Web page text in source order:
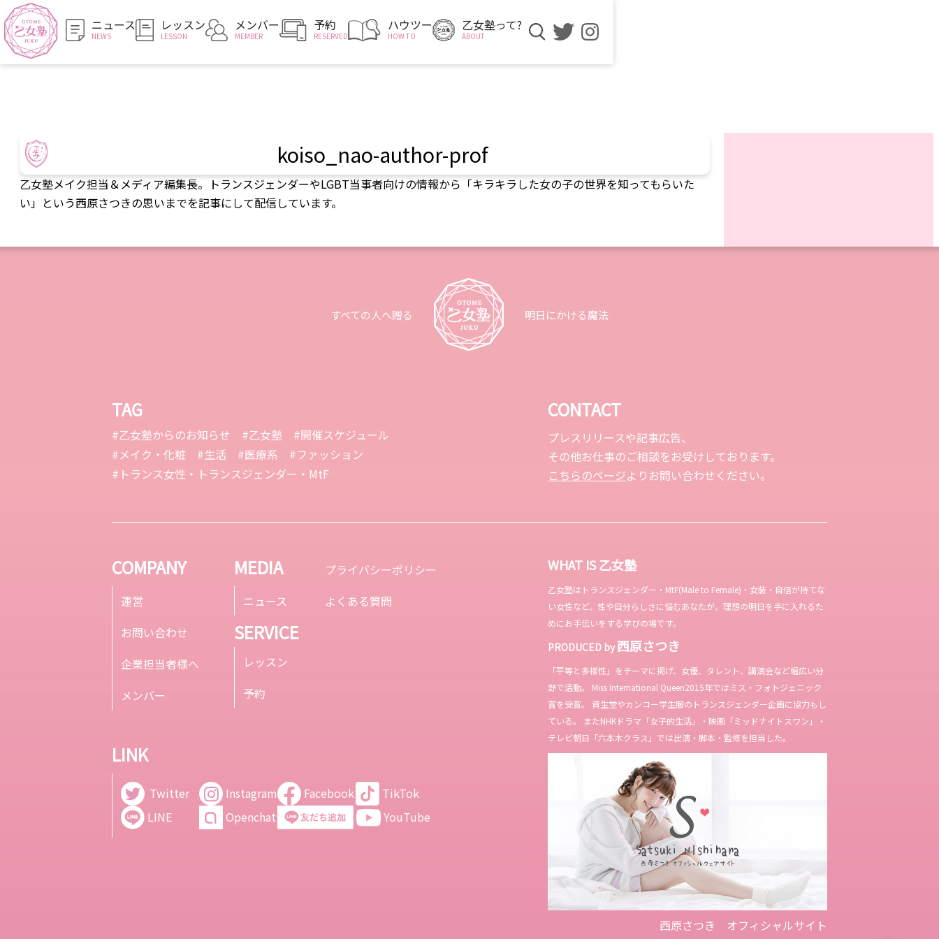
ニュース
NEWS
レッスン
LESSON
メンバー
MEMBER
予約
RESERVED
ハウツー
HOW TO
乙女塾って?
ABOUT
koiso_nao-author-prof
乙女塾メイク担当＆メディア編集長。トランスジェンダーやLGBT当事者向けの情報から「キラキラした女の子の世界を知ってもらいた
い」という西原さつきの思いまでを記事にして配信しています。
すべての人へ贈る 明日にかける魔法
TAG
#乙女塾からのお知らせ #乙女塾
#開催スケジュール
#メイク・化粧
#生活 #医療系
#ファッション
#トランス女性・トランスジェンダー・MtF
CONTACT
プレスリリースや記事広告、
その他お仕事のご相談をお受けしております。
こちらのページよりお問い合わせください。
COMPANY
運営
お問い合わせ
企業担当者様へ
メンバー
MEDIA
ニュース
SERVICE
レッスン
予約
プライバシーポリシー
よくある質問
LINK
Twitter Instagram Facebook
TikTok
LINE
Openchat YouTube
WHAT IS 乙女塾
乙女塾はトランスジェンダー・MtF(Male to Female)・女装・自信が持てな
い女性など、性や自分らしさに悩むあなたが、理想の明日を手に入れるた
めにお手伝いをする学びの場です。
PRODUCED by西原さつき
「平等と多様性」をテーマに掲げ、女優、タレント、講演会など幅広い分
野で活動。 Miss International Queen2015年ではミス・フォトジェニック
賞を受賞。 資生堂やカンコー学生服のトランスジェンダー企画に協力もし
ている。 またNHKドラマ「女子的生活」・映画「ミッドナイトスワン」・
テレビ朝日「六本木クラス」では出演・脚本・監修を担当した。
西原さつき オフィシャルサイト